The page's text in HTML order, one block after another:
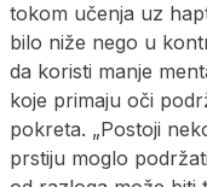
tokom učenja uz
bilo niže nego u
da koristi manje
koje primaju oči
pokreta. „Postoji
prstiju moglo